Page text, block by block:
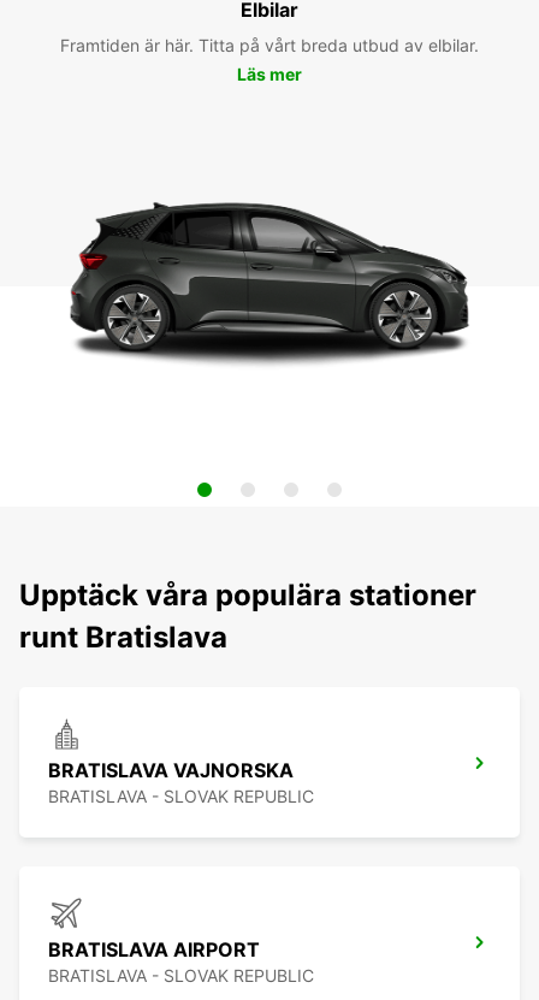
Elbilar
Framtiden är här. Titta på vårt breda utbud av elbilar.
Läs mer
Upptäck våra populära stationer
runt Bratislava
BRATISLAVA VAJNORSKA
BRATISLAVA - SLOVAK REPUBLIC
BRATISLAVA AIRPORT
BRATISLAVA - SLOVAK REPUBLIC